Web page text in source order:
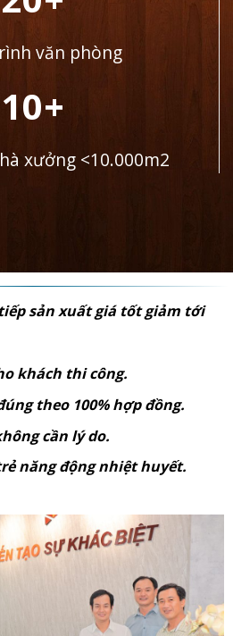
văn phòng
10+
xưởng <10.000m2
sản xuất giá tốt giảm tới
khách thi công.
theo 100% hợp đồng.
cần lý do.
năng động nhiệt huyết.